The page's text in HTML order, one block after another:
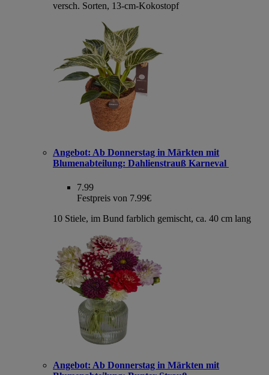
versch. Sorten, 13-cm-Kokostopf
Angebot: Ab Donnerstag in Märkten mit
Blumenabteilung: Dahlienstrauß Karneval
7.99
Festpreis von 7.99€
10 Stiele, im Bund farblich gemischt, ca. 40 cm lang
Angebot: Ab Donnerstag in Märkten mit